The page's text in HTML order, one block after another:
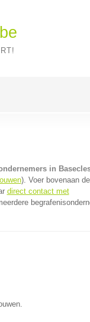
in
). Voer bovenaan
direct contact met